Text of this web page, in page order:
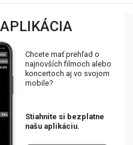
Chcete mať prehľad o
najnovších filmoch alebo
koncertoch aj vo svojom
mobile?
Stiahnite si bezplatne
našu aplikáciu.